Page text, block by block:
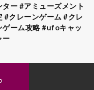
ター #アミューズメント
#クレーンゲーム #クレ
ゲーム攻略 #ufoキャッ
ー